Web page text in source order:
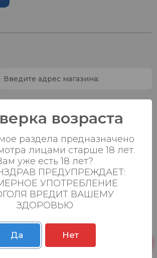
23:00
0 шт.
22д
Пн-Вс с 08:00 до
23:00
Пн-Вс с 09:00 до
23:00
0 шт.
23:00
возраста
раздела предназначено
лицами старше 18 лет.
уже есть 18 лет?
ПРЕДУПРЕЖДАЕТ:
УПОТРЕБЛЕНИЕ
ВРЕДИТ ВАШЕМУ
ЗДОРОВЬЮ
Да Нет